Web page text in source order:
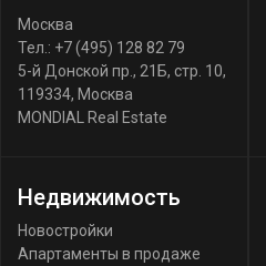
Москва
Тел.: +7 (495) 128 82 79
5-й Донской пр., 21Б, стр. 10,
119334, Москва
MONDIAL Real Estate
Недвижимость
Новостройки
Апартаменты в продаже